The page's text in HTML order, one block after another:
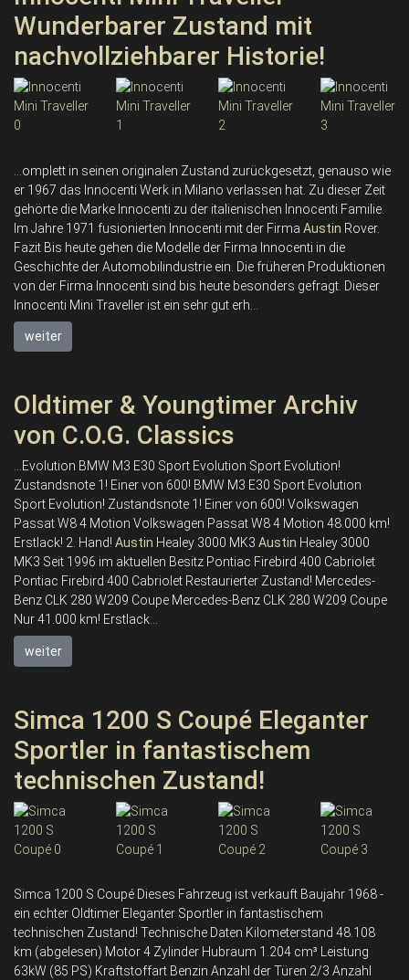
Wunderbarer Zustand mit
nachvollziehbarer Historie!
...omplett in seinen originalen Zustand zurückgesetzt, genauso wie
er 1967 das Innocenti Werk in Milano verlassen hat. Zu dieser Zeit
gehörte die Marke Innocenti zu der italienischen Innocenti Familie.
Im Jahre 1971 fusionierten Innocenti mit der Firma Austin Rover.
Fazit Bis heute gehen die Modelle der Firma Innocenti in die
Geschichte der Automobilindustrie ein. Die früheren Produktionen
von der Firma Innocenti sind bis heute besonders gefragt. Dieser
Innocenti Mini Traveller ist ein sehr gut erh...
weiter
Oldtimer & Youngtimer Archiv
von C.O.G. Classics
...Evolution BMW M3 E30 Sport Evolution Sport Evolution!
Zustandsnote 1! Einer von 600! BMW M3 E30 Sport Evolution
Sport Evolution! Zustandsnote 1! Einer von 600! Volkswagen
Passat W8 4 Motion Volkswagen Passat W8 4 Motion 48.000 km!
Erstlack! 2. Hand! Austin Healey 3000 MK3 Austin Healey 3000
MK3 Seit 1996 im aktuellen Besitz Pontiac Firebird 400 Cabriolet
Pontiac Firebird 400 Cabriolet Restaurierter Zustand! Mercedes-
Benz CLK 280 W209 Coupe Mercedes-Benz CLK 280 W209 Coupe
Nur 41.000 km! Erstlack...
weiter
Simca 1200 S Coupé Eleganter
Sportler in fantastischem
technischen Zustand!
Simca 1200 S Coupé Dieses Fahrzeug ist verkauft Baujahr 1968 -
ein echter Oldtimer Eleganter Sportler in fantastischem
technischen Zustand! Technische Daten Kilometerstand 48.108
km (abgelesen) Motor 4 Zylinder Hubraum 1.204 cm³ Leistung
63kW (85 PS) Kraftstoffart Benzin Anzahl der Türen 2/3 Anzahl